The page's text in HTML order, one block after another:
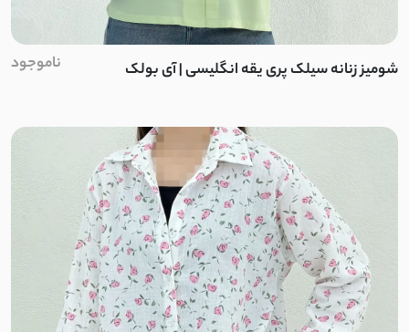
اسپندکس
نایلون
بابوس
اسلپ
نخ وال
شومیز زنانه سیلک پری یقه انگلیسی | آی بولک ناموجود